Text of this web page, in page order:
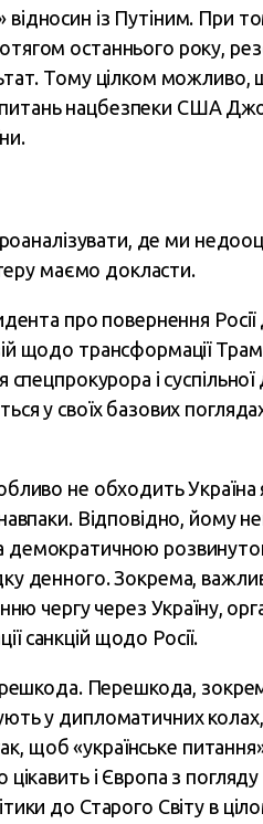
із Путіним. При
останнього року,
Тому цілком
з питань нацбезпеки США
де ми
маємо докласти.
про повернення Росії
щодо трансформації
і
у своїх базових
не обходить Україна
Відповідно, йому
демократичною
денного. Зокрема,
чергу через Україну,
санкцій щодо Росії.
Перешкода,
у дипломатичних колах,
щоб «українське
і Європа з
до Старого Світу в